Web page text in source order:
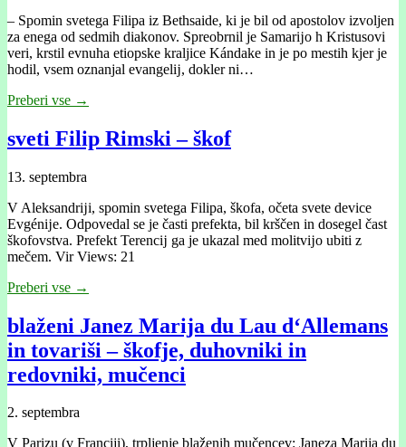
– Spomin svetega Filipa iz Bethsaide, ki je bil od apostolov izvoljen
za enega od sedmih diakonov. Spreobrnil je Samarĳo h Kristusovi
veri, krstil evnuha etiopske kraljice Kándake in je po mestih kjer je
hodil, vsem oznanjal evangelĳ, dokler ni…
Preberi vse →
sveti Filip Rimski – škof
13. septembra
V Aleksandrĳi, spomin svetega Filipa, škofa, očeta svete device
Evgénĳe. Odpovedal se je časti prefekta, bil krščen in dosegel čast
škofovstva. Prefekt Terencĳ ga je ukazal med molitvĳo ubiti z
mečem. Vir Views: 21
Preberi vse →
blaženi Janez Marija du Lau d‘Allemans
in tovariši – škofje, duhovniki in
redovniki, mučenci
2. septembra
V Parizu (v Franciji), trpljenje blaženih mučencev: Janeza Marija du